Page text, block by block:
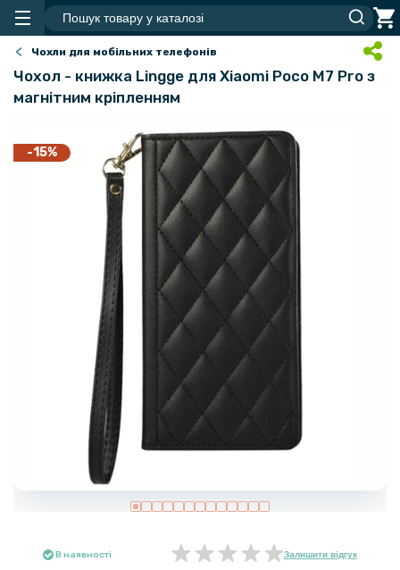
Чохли для мобільних телефонів
Чохол - книжка Lingge для Xiaomi Poco M7 Pro​​​ з
магнітним кріпленням
-15%
В наявності Залишити відгук